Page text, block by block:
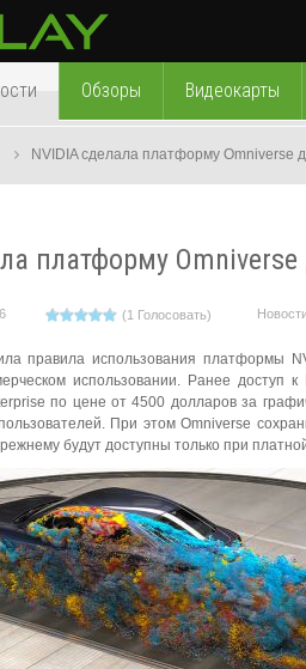
Обзоры Видеокарты
NVIDIA сделала платформу Omniverse
платформу
(1 Голосовать)
правила использования платформы
использовании. Ранее доступ
по цене от 4500 долларов за
При этом Omniverse
будут доступны только при